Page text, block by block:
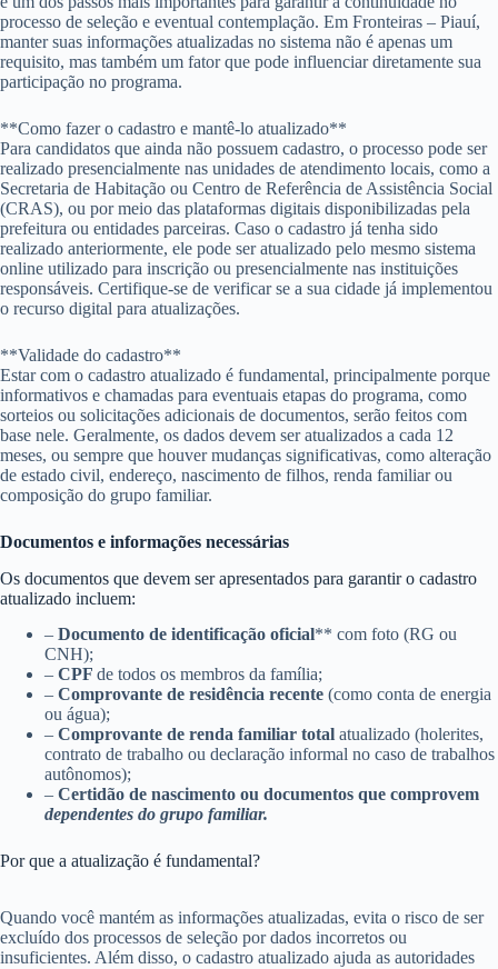
processo de seleção e eventual contemplação. Em Fronteiras – Piauí,
manter suas informações atualizadas no sistema não é apenas um
requisito, mas também um fator que pode influenciar diretamente sua
participação no programa.
**Como fazer o cadastro e mantê-lo atualizado**
Para candidatos que ainda não possuem cadastro, o processo pode ser
realizado presencialmente nas unidades de atendimento locais, como a
Secretaria de Habitação ou Centro de Referência de Assistência Social
(CRAS), ou por meio das plataformas digitais disponibilizadas pela
prefeitura ou entidades parceiras. Caso o cadastro já tenha sido
realizado anteriormente, ele pode ser atualizado pelo mesmo sistema
online utilizado para inscrição ou presencialmente nas instituições
responsáveis. Certifique-se de verificar se a sua cidade já implementou
o recurso digital para atualizações.
**Validade do cadastro**
Estar com o cadastro atualizado é fundamental, principalmente porque
informativos e chamadas para eventuais etapas do programa, como
sorteios ou solicitações adicionais de documentos, serão feitos com
base nele. Geralmente, os dados devem ser atualizados a cada 12
meses, ou sempre que houver mudanças significativas, como alteração
de estado civil, endereço, nascimento de filhos, renda familiar ou
composição do grupo familiar.
Documentos e informações necessárias
Os documentos que devem ser apresentados para garantir o cadastro
atualizado incluem:
– Documento de identificação oficial** com foto (RG ou
CNH);
– CPF de todos os membros da família;
– Comprovante de residência recente (como conta de energia
ou água);
– Comprovante de renda familiar total atualizado (holerites,
contrato de trabalho ou declaração informal no caso de trabalhos
autônomos);
– Certidão de nascimento ou documentos que comprovem
dependentes do grupo familiar.
Por que a atualização é fundamental?
Quando você mantém as informações atualizadas, evita o risco de ser
excluído dos processos de seleção por dados incorretos ou
insuficientes. Além disso, o cadastro atualizado ajuda as autoridades